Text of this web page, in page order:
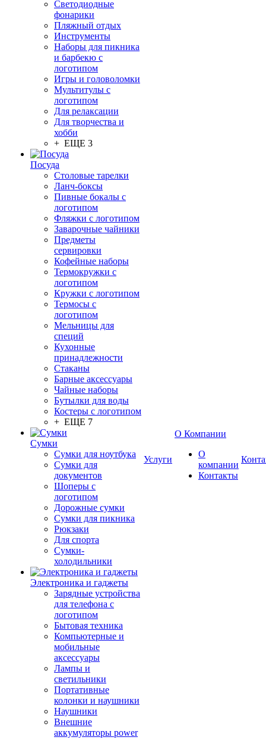
Светодиодные
фонарики
Пляжный отдых
Инструменты
Наборы для пикника
и барбекю с
логотипом
Игры и головоломки
Мультитулы с
логотипом
Для релаксации
Для творчества и
хобби
+ ЕЩЕ 3
Посуда
Столовые тарелки
Ланч-боксы
Пивные бокалы с
логотипом
Фляжки с логотипом
Заварочные чайники
Предметы
сервировки
Кофейные наборы
Термокружки с
логотипом
Кружки с логотипом
Термосы с
логотипом
Мельницы для
специй
Кухонные
принадлежности
Стаканы
Барные аксессуары
Чайные наборы
Бутылки для воды
Костеры с логотипом
+ ЕЩЕ 7
Сумки
Сумки для ноутбука
Сумки для
документов
Шоперы с
логотипом
Дорожные сумки
Сумки для пикника
Рюкзаки
Для спорта
Сумки-
холодильники
Электроника и гаджеты
Зарядные устройства
для телефона с
логотипом
Бытовая техника
Компьютерные и
мобильные
аксессуары
Лампы и
светильники
Портативные
колонки и наушники
Наушники
Внешние
аккумуляторы power
Услуги
О Компании
О
компании
Контакты